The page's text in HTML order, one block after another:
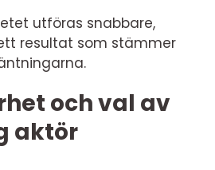
utföras snabbare,
resultat som stämmer
och val av
aktör